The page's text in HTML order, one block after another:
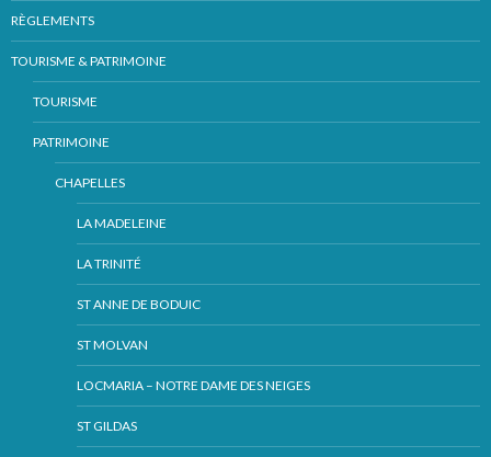
RÈGLEMENTS
TOURISME & PATRIMOINE
TOURISME
PATRIMOINE
CHAPELLES
LA MADELEINE
LA TRINITÉ
ST ANNE DE BODUIC
ST MOLVAN
LOCMARIA – NOTRE DAME DES NEIGES
ST GILDAS